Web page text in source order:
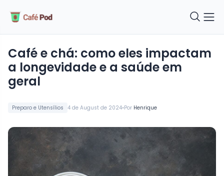
Preparo e Utensílios 4 de August de 2024•Por Henrique
Café e chá: como eles impactam
a longevidade e a saúde em
geral